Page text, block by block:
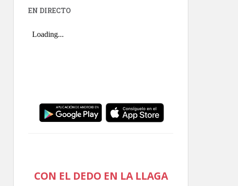
EN DIRECTO
CON EL DEDO EN LA LLAGA